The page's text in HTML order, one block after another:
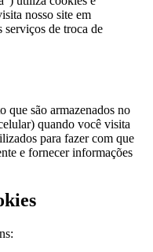
nosso site em
de troca de
que são armazenados no
quando você visita
para fazer com que
e fornecer informações